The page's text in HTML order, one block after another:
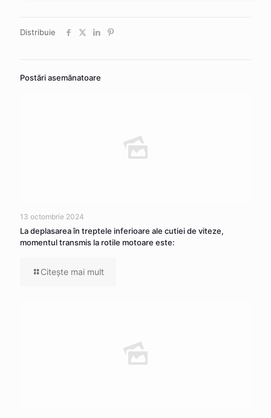
Distribuie
Postări asemănatoare
13 octombrie 2024
La deplasarea în treptele inferioare ale cutiei de viteze,
momentul transmis la rotile motoare este:
Citeşte mai mult